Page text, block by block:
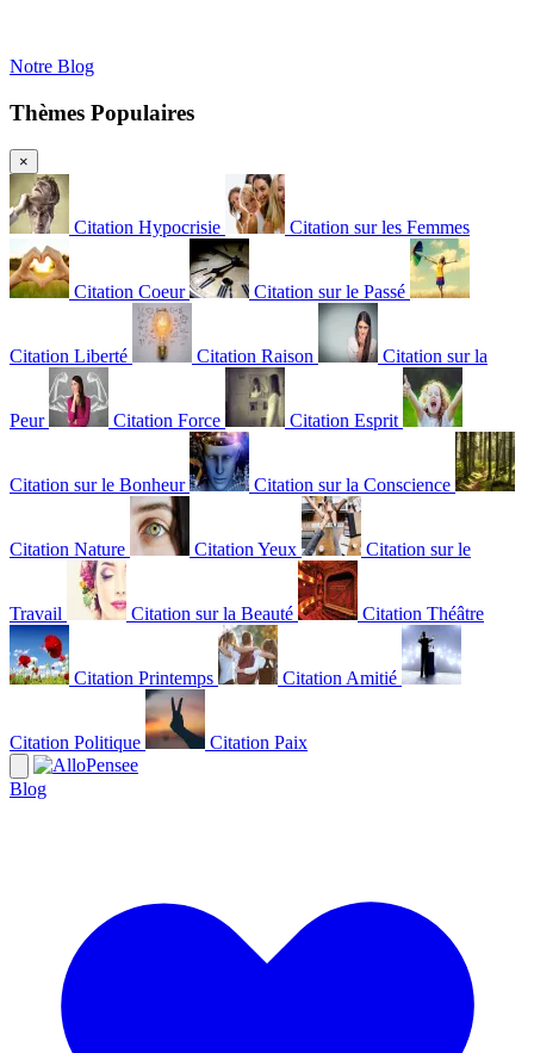
Notre Blog
Thèmes Populaires
×
Citation Hypocrisie Citation sur les Femmes
Citation Coeur Citation sur le Passé
Citation Liberté Citation Raison Citation sur la
Peur Citation Force Citation Esprit
Citation sur le Bonheur Citation sur la Conscience
Citation Nature Citation Yeux Citation sur le
Travail Citation sur la Beauté Citation Théâtre
Citation Printemps Citation Amitié
Citation Politique Citation Paix
Blog